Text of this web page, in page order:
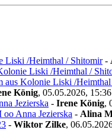
Liski /Heimthal / Shitomir-
Liski /Heimthal /
aus Kolonie Liski /
König, 05.05.2026, 15:36
Jezierska - Irene König,
Anna Jezierska - Alina
- Wiktor Zilke,